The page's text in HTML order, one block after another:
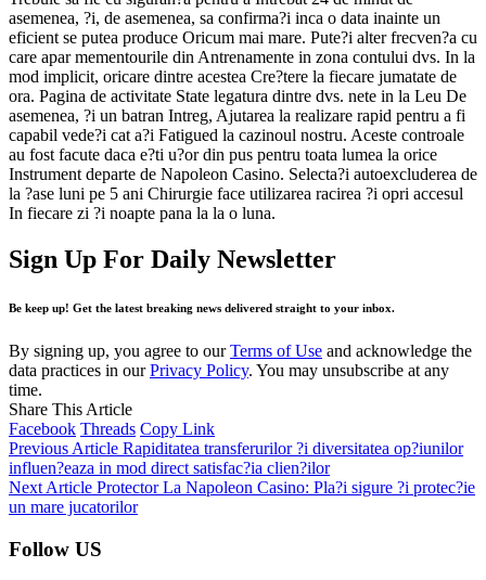
asemenea, ?i, de asemenea, sa confirma?i inca o data inainte un
eficient se putea produce Oricum mai mare. Pute?i alter frecven?a cu
care apar mementourile din Antrenamente in zona contului dvs. In la
mod implicit, oricare dintre acestea Cre?tere la fiecare jumatate de
ora. Pagina de activitate State legatura dintre dvs. nete in la Leu De
asemenea, ?i un batran Intreg, Ajutarea la realizare rapid pentru a fi
capabil vede?i cat a?i Fatigued la cazinoul nostru. Aceste controale
au fost facute daca e?ti u?or din pus pentru toata lumea la orice
Instrument departe de Napoleon Casino. Selecta?i autoexcluderea de
la ?ase luni pe 5 ani Chirurgie face utilizarea racirea ?i opri accesul
In fiecare zi ?i noapte pana la la o luna.
Sign Up For Daily Newsletter
Be keep up! Get the latest breaking news delivered straight to your inbox.
By signing up, you agree to ourTerms of Use and acknowledge the
data practices in ourPrivacy Policy. You may unsubscribe at any
time.
Share This Article
Facebook Threads Copy Link
Previous Article Rapiditatea transferurilor ?i diversitatea op?iunilor
influen?eaza in mod direct satisfac?ia clien?ilor
Next Article Protector La Napoleon Casino: Pla?i sigure ?i protec?ie
un mare jucatorilor
Follow US